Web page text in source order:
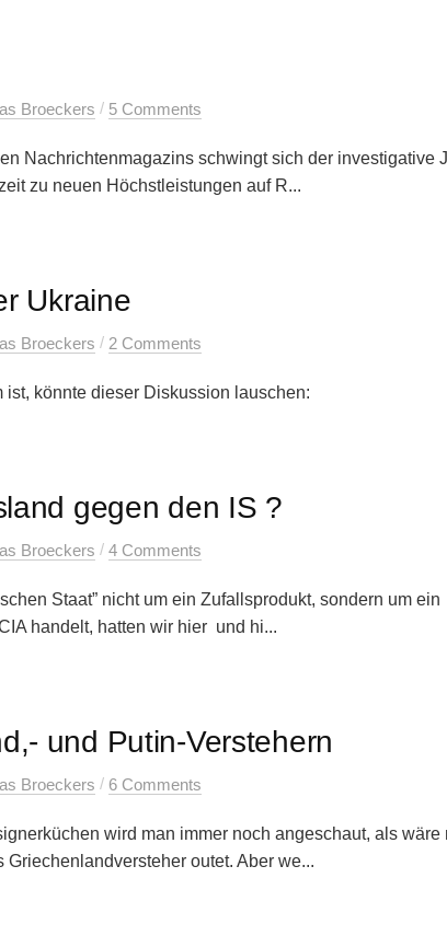
Broeckers / 5 Comments
Nachrichtenmagazins schwingt sich der investigative
zu neuen Höchstleistungen auf R...
Ukraine
Broeckers / 2 Comments
könnte dieser Diskussion lauschen:
gegen den IS ?
Broeckers / 4 Comments
Staat” nicht um ein Zufallsprodukt, sondern um ein
handelt, hatten wir hier und hi...
und Putin-Verstehern
Broeckers / 6 Comments
wird man immer noch angeschaut, als wäre
outet. Aber we...